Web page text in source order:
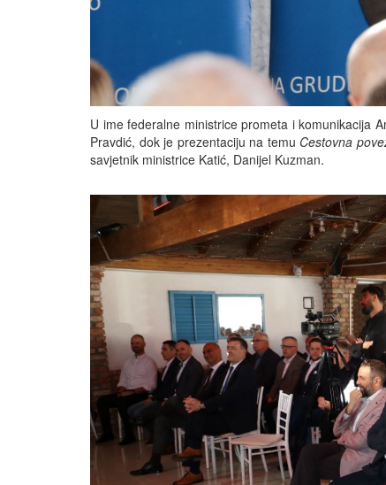
U ime federalne ministrice prometa i komunikacija
Pravdić, dok je prezentaciju na temu Cestovna
savjetnik ministrice Katić, Danijel Kuzman.